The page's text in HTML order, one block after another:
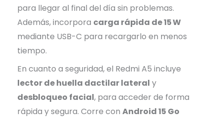
para llegar al final del día sin problemas.
Además, incorpora carga rápida de 15 W
mediante USB-C para recargarlo en menos
tiempo.
En cuanto a seguridad, el Redmi A5 incluye
lector de huella dactilar lateral y
desbloqueo facial, para acceder de forma
rápida y segura. Corre con Android 15 Go